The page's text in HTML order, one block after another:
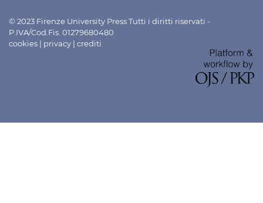
© 2023 Firenze University Press Tutti i diritti riservati -
P.IVA/Cod.Fis. 01279680480
cookies | privacy | crediti